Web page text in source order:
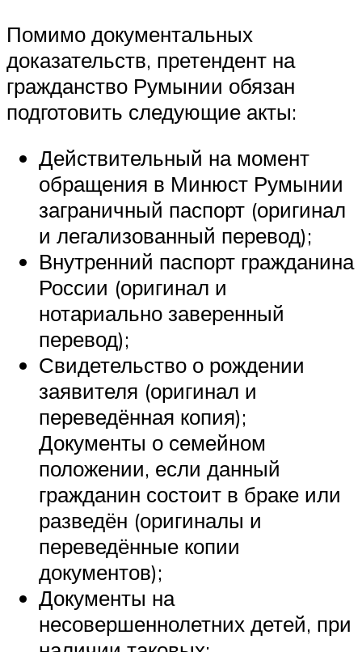
Помимо документальных
доказательств, претендент на
гражданство Румынии обязан
подготовить следующие акты:
Действительный на момент
обращения в Минюст Румынии
заграничный паспорт (оригинал
и легализованный перевод);
Внутренний паспорт гражданина
России (оригинал и
нотариально заверенный
перевод);
Свидетельство о рождении
заявителя (оригинал и
переведённая копия);
Документы о семейном
положении, если данный
гражданин состоит в браке или
разведён (оригиналы и
переведённые копии
документов);
Документы на
несовершеннолетних детей, при